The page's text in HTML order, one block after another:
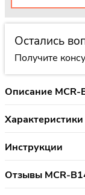
Остались
Получите
Описание MCR-
Инструкции
Отзывы MCR-